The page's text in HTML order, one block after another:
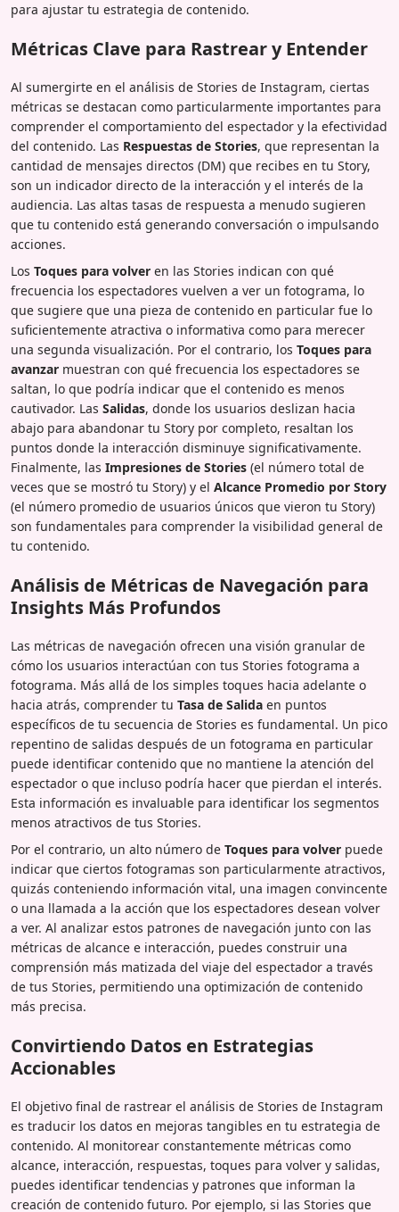
para ajustar tu estrategia de contenido.
Métricas Clave para Rastrear y Entender
Al sumergirte en el análisis de Stories de Instagram, ciertas
métricas se destacan como particularmente importantes para
comprender el comportamiento del espectador y la efectividad
del contenido. Las Respuestas de Stories, que representan la
cantidad de mensajes directos (DM) que recibes en tu Story,
son un indicador directo de la interacción y el interés de la
audiencia. Las altas tasas de respuesta a menudo sugieren
que tu contenido está generando conversación o impulsando
acciones.
Los Toques para volver en las Stories indican con qué
frecuencia los espectadores vuelven a ver un fotograma, lo
que sugiere que una pieza de contenido en particular fue lo
suficientemente atractiva o informativa como para merecer
una segunda visualización. Por el contrario, los Toques para
avanzar muestran con qué frecuencia los espectadores se
saltan, lo que podría indicar que el contenido es menos
cautivador. Las Salidas, donde los usuarios deslizan hacia
abajo para abandonar tu Story por completo, resaltan los
puntos donde la interacción disminuye significativamente.
Finalmente, las Impresiones de Stories (el número total de
veces que se mostró tu Story) y el Alcance Promedio por Story
(el número promedio de usuarios únicos que vieron tu Story)
son fundamentales para comprender la visibilidad general de
tu contenido.
Análisis de Métricas de Navegación para
Insights Más Profundos
Las métricas de navegación ofrecen una visión granular de
cómo los usuarios interactúan con tus Stories fotograma a
fotograma. Más allá de los simples toques hacia adelante o
hacia atrás, comprender tu Tasa de Salida en puntos
específicos de tu secuencia de Stories es fundamental. Un pico
repentino de salidas después de un fotograma en particular
puede identificar contenido que no mantiene la atención del
espectador o que incluso podría hacer que pierdan el interés.
Esta información es invaluable para identificar los segmentos
menos atractivos de tus Stories.
Por el contrario, un alto número de Toques para volver puede
indicar que ciertos fotogramas son particularmente atractivos,
quizás conteniendo información vital, una imagen convincente
o una llamada a la acción que los espectadores desean volver
a ver. Al analizar estos patrones de navegación junto con las
métricas de alcance e interacción, puedes construir una
comprensión más matizada del viaje del espectador a través
de tus Stories, permitiendo una optimización de contenido
más precisa.
Convirtiendo Datos en Estrategias
Accionables
El objetivo final de rastrear el análisis de Stories de Instagram
es traducir los datos en mejoras tangibles en tu estrategia de
contenido. Al monitorear constantemente métricas como
alcance, interacción, respuestas, toques para volver y salidas,
puedes identificar tendencias y patrones que informan la
creación de contenido futuro. Por ejemplo, si las Stories que